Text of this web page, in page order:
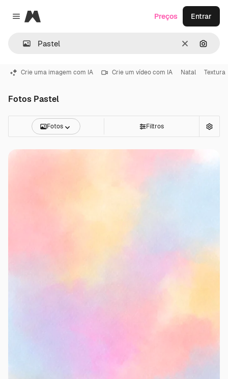
Close menu
Magnific
Limpar
Preços Entrar
Crie uma imagem com IA Crie um vídeo com IA Natal Textura
Fotos Pastel
Fotos Filtros